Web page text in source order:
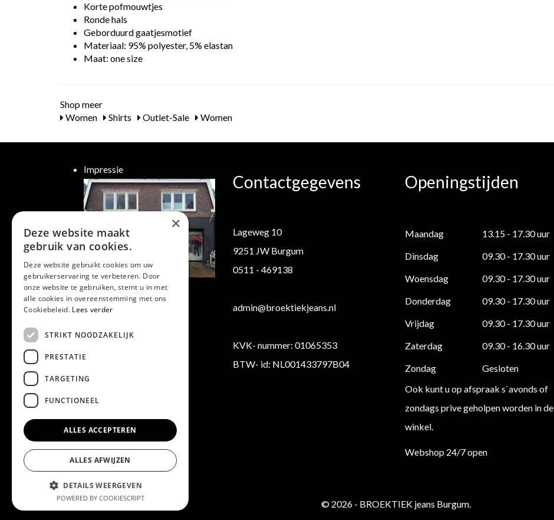
Korte pofmouwtjes
Ronde hals
Geborduurd gaatjesmotief
Materiaal: 95% polyester, 5% elastan
Maat: one size
Shop meer
Women
Shirts Outlet-Sale Women
Impressie
Klantenservice
Verzending/ Retourneren
Contactgegevens
Lageweg 10
9251 JW Burgum
0511 - 469138
admin@broektiekjeans.nl
KVK- nummer: 01065353
BTW- id: NL001433797B04
Openingstijden
Maandag
13.15 - 17.30 uur
Dinsdag
09.30 - 17.30 uur
Woensdag
09.30 - 17.30 uur
Donderdag
09.30 - 17.30 uur
Vrijdag
09.30 - 17.30 uur
Zaterdag
09.30 - 16.30 uur
Zondag
Gesloten
Ook kunt u op afspraak s`avonds of
zondags prive geholpen worden in de
winkel.
Webshop 24/7 open
© 2026 - BROEKTIEK jeans Burgum.
×
Deze website maakt
gebruik van cookies.
Deze website gebruikt cookies om uw
gebruikerservaring te verbeteren. Door
onze website te gebruiken, stemt u in met
alle cookies in overeenstemming met ons
Cookiebeleid. Lees verder
STRIKT NOODZAKELIJK
PRESTATIE
TARGETING
FUNCTIONEEL
ALLES ACCEPTEREN
ALLES AFWIJZEN
DETAILS WEERGEVEN
POWERED BY COOKIESCRIPT